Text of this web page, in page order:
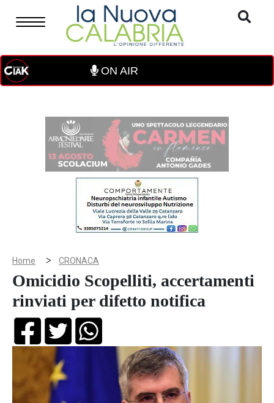
ON AIR
Home > CRONACA
Omicidio Scopelliti, accertamenti
rinviati per difetto notifica